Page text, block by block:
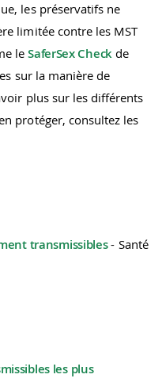
les préservatifs ne
limitée contre les MST
le SaferSex Checkde
sur la manière de
plus sur les différents
protéger, consultez les
transmissibles- Santé
les plus